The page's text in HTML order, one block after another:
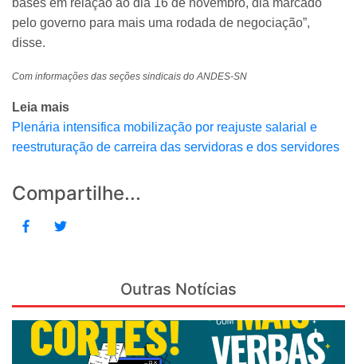
pelo governo para mais uma rodada de negociação”,
disse.
Com informações das seções sindicais do ANDES-SN
Leia mais
Plenária intensifica mobilização por reajuste salarial e
reestruturação de carreira das servidoras e dos servidores
Compartilhe...
Outras Notícias